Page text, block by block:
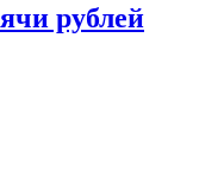
рублей